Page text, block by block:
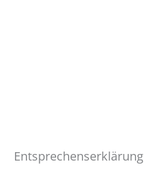
Entsprechenserklärung